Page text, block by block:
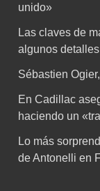
unido»
Las claves de
algunos
Sébastien
En Cadillac
haciendo un
Lo más
de Antonelli en